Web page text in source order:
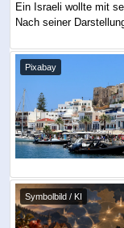
Ein Israeli wollte mit
Nach seiner
Pixabay
Symbolbild / KI